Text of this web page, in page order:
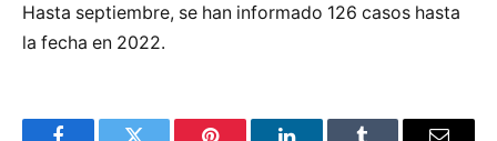
Hasta septiembre, se han informado 126 casos hasta
la fecha en 2022.